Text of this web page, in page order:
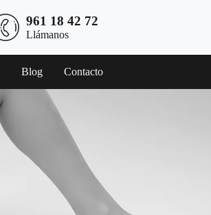
961 18 42 72
Llámanos
Blog Contacto